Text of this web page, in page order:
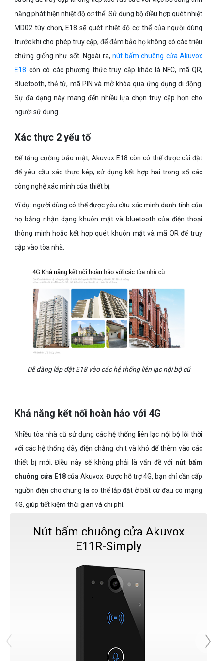
năng phát hiện nhiệt độ cơ thể. Sử dụng bộ điều hợp quét nhiệt
MD02 tùy chọn, E18 sẽ quét nhiệt độ cơ thể của người dùng
trước khi cho phép truy cập, để đảm bảo họ không có các triệu
chứng giống như sốt. Ngoài ra, nút bấm chuông cửa Akuvox
E18 còn có các phương thức truy cập khác là NFC, mã QR,
Bluetooth, thẻ từ, mã PIN và mở khóa qua ứng dụng di động.
Sự đa dạng này mang đến nhiều lựa chọn truy cập hơn cho
người sử dụng.
Xác thực 2 yếu tố
Để tăng cường bảo mật, Akuvox E18 còn có thể được cài đặt
để yêu cầu xác thực kép, sử dụng kết hợp hai trong số các
công nghệ xác minh của thiết bị.
Ví dụ: người dùng có thể được yêu cầu xác minh danh tính của
họ bằng nhận dạng khuôn mặt và bluetooth của điện thoại
thông minh hoặc kết hợp quét khuôn mặt và mã QR để truy
cập vào tòa nhà.
Dễ dàng lắp đặt E18 vào các hệ thống liên lạc nội bộ cũ
Khả năng kết nối hoàn hảo với 4G
Nhiều tòa nhà cũ sử dụng các hệ thống liên lạc nội bộ lỗi thời
với các hệ thống dây điện chằng chịt và khó để thêm vào các
thiết bị mới. Điều này sẽ không phải là vấn đề với nút bấm
chuông cửa E18của Akuvox. Được hỗ trợ 4G, bạn chỉ cần cấp
nguồn điện cho chúng là có thể lắp đặt ở bất cứ đâu có mạng
4G, giúp tiết kiệm thời gian và chi phí.
Nút bấm chuông cửa Akuvox
E11R-Simply